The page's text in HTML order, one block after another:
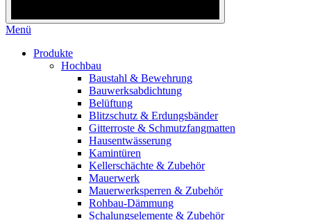
Menü
Produkte
Hochbau
Baustahl & Bewehrung
Bauwerksabdichtung
Belüftung
Blitzschutz & Erdungsbänder
Gitterroste & Schmutzfangmatten
Hausentwässerung
Kamintüren
Kellerschächte & Zubehör
Mauerwerk
Mauerwerksperren & Zubehör
Rohbau-Dämmung
Schalungselemente & Zubehör